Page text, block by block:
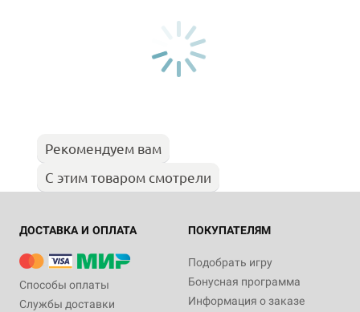
Рекомендуем вам
С этим товаром смотрели
ДОСТАВКА И ОПЛАТА
Способы оплаты
Службы доставки
ПОКУПАТЕЛЯМ
Подобрать игру
Бонусная программа
Информация о заказе